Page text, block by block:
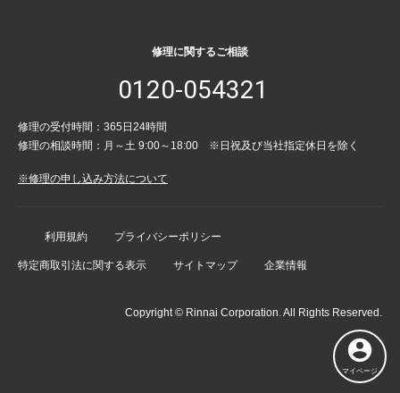
修理に関するご相談
0120-054321
修理の受付時間：365日24時間
修理の相談時間：月～土 9:00～18:00 ※日祝及び当社指定休日を除く
※修理の申し込み方法について
利用規約 プライバシーポリシー
特定商取引法に関する表示 サイトマップ 企業情報
Copyright © Rinnai Corporation. All Rights Reserved.
マイページ